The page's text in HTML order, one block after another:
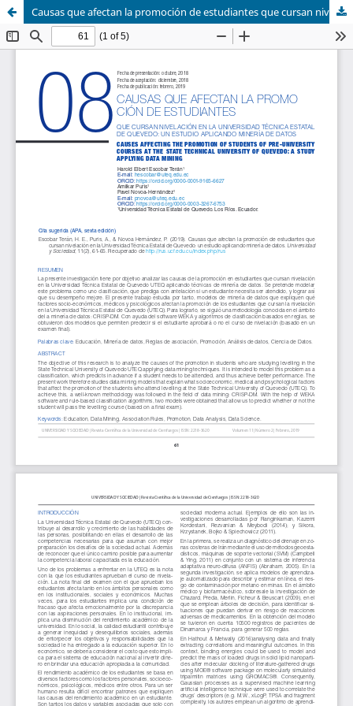
Causas que afectan la promoción de estudiantes que cursan nivelación en la Universidad Técnica Estatal de Quevedo: un estudio aplicando minería de datos